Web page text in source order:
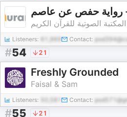
الصوتية للقرآن الكريم
Listeners: Contact:
#54 21
Freshly Grounded
Faisal & Sam
Listeners: Contact:
#55 21